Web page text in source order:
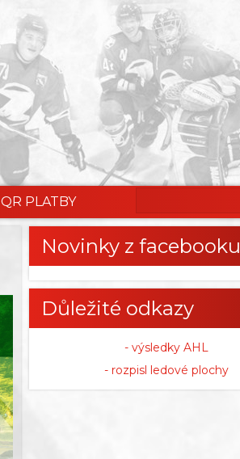
QR PLATBY
Novinky z facebooku
Důležité odkazy
- výsledky AHL
- rozpisl ledové plochy